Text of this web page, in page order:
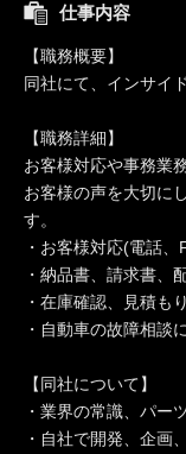
仕事内容
【職務概要】
同社にて、インサイ
【職務詳細】
お客様対応や事務業
お客様の声を大切に
す。
・お客様対応(電話
・納品書、請求書、
・在庫確認、見積も
・自動車の故障相談
【同社について】
・業界の常識、パー
・自社で開発、企画